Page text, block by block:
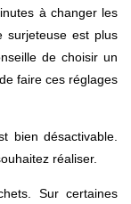
à changer les
surjeteuse est plus
de choisir un
faire ces réglages
bien désactivable.
réaliser.
Sur certaines